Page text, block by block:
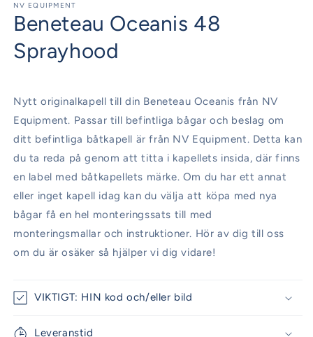
1
i
modalfönster
NV EQUIPMENT
Beneteau Oceanis 48
Sprayhood
Nytt originalkapell till din Beneteau Oceanis från NV
Equipment. Passar till befintliga bågar och beslag om
ditt befintliga båtkapell är från NV Equipment. Detta kan
du ta reda på genom att titta i kapellets insida, där finns
en label med båtkapellets märke. Om du har ett annat
eller inget kapell idag kan du välja att köpa med nya
bågar få en hel monteringssats till med
monteringsmallar och instruktioner. Hör av dig till oss
om du är osäker så hjälper vi dig vidare!
VIKTIGT: HIN kod och/eller bild
Leveranstid